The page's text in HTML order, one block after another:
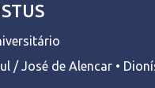
/ José de Alencar •